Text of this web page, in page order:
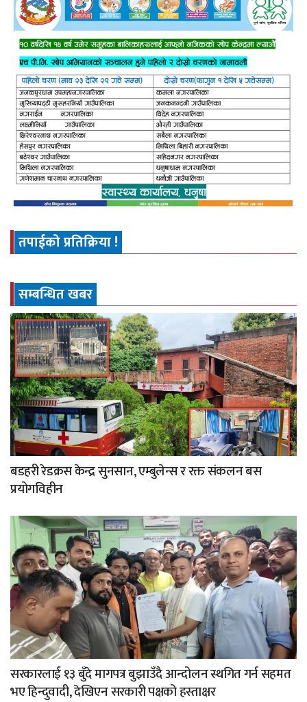
तपाईको प्रतिक्रिया !
सम्बन्धित खबर
बडहरी रेडक्रस केन्द्र सुनसान, एम्बुलेन्स र रक्त संकलन बस
प्रयोगविहीन
सरकारलाई १३ बुँदे मागपत्र बुझाउँदै आन्दोलन स्थगित गर्न सहमत
भए हिन्दुवादी, देखिएन सरकारी पक्षको हस्ताक्षर